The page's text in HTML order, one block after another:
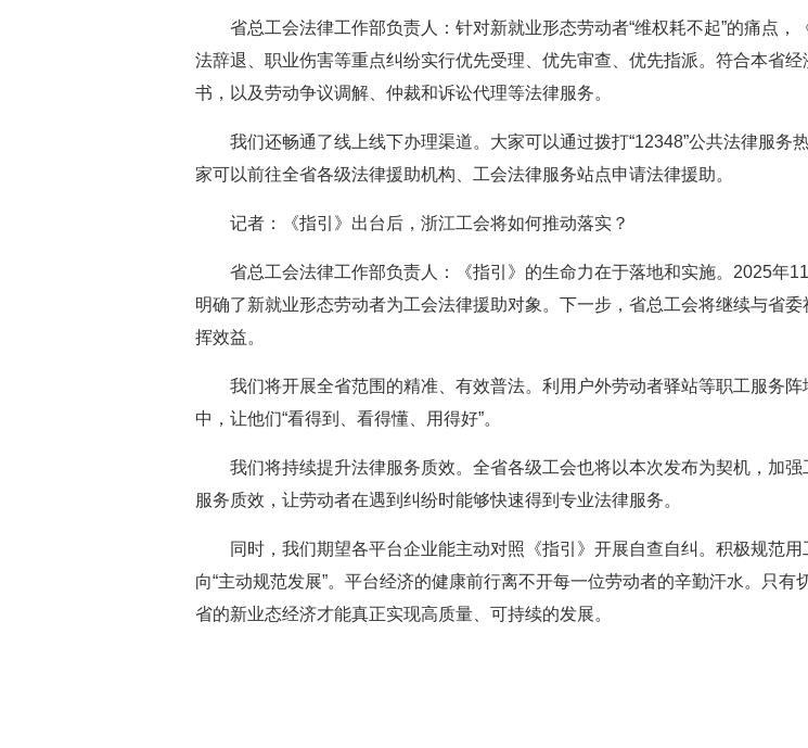
省总工会法律工作部负责人：针对新就业形态劳动者“维权耗不起”的痛点
法辞退、职业伤害等重点纠纷实行优先受理、优先审查、优先指派。符合本省
书，以及劳动争议调解、仲裁和诉讼代理等法律服务。
我们还畅通了线上线下办理渠道。大家可以通过拨打“12348”公共法律服务
家可以前往全省各级法律援助机构、工会法律服务站点申请法律援助。
记者：《指引》出台后，浙江工会将如何推动落实？
省总工会法律工作部负责人：《指引》的生命力在于落地和实施。2025年
明确了新就业形态劳动者为工会法律援助对象。下一步，省总工会将继续与省
挥效益。
我们将开展全省范围的精准、有效普法。利用户外劳动者驿站等职工服务
中，让他们“看得到、看得懂、用得好”。
我们将持续提升法律服务质效。全省各级工会也将以本次发布为契机，加
服务质效，让劳动者在遇到纠纷时能够快速得到专业法律服务。
同时，我们期望各平台企业能主动对照《指引》开展自查自纠。积极规范
向“主动规范发展”。平台经济的健康前行离不开每一位劳动者的辛勤汗水。只
省的新业态经济才能真正实现高质量、可持续的发展。